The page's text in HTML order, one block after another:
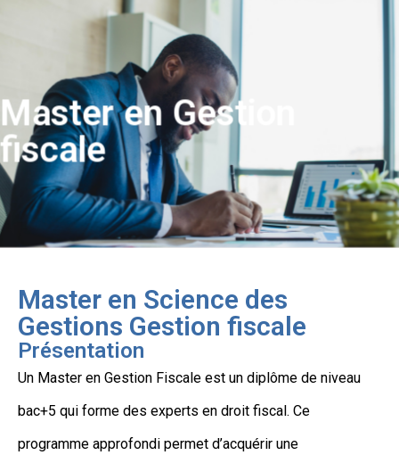
Master en Gestion
fiscale
Master en Science des
Gestions Gestion fiscale
Présentation
Un Master en Gestion Fiscale est un diplôme de niveau
bac+5 qui forme des experts en droit fiscal. Ce
programme approfondi permet d’acquérir une